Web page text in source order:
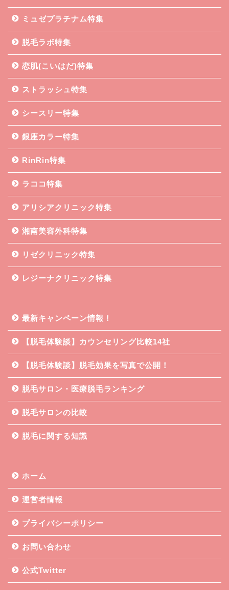
ミュゼプラチナム特集
脱毛ラボ特集
恋肌(こいはだ)特集
ストラッシュ特集
シースリー特集
銀座カラー特集
RinRin特集
ラココ特集
アリシアクリニック特集
湘南美容外科特集
リゼクリニック特集
レジーナクリニック特集
最新キャンペーン情報！
【脱毛体験談】カウンセリング比較14社
【脱毛体験談】脱毛効果を写真で公開！
脱毛サロン・医療脱毛ランキング
脱毛サロンの比較
脱毛に関する知識
ホーム
運営者情報
プライバシーポリシー
お問い合わせ
公式Twitter